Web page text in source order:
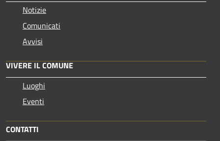
Notizie
Comunicati
Avvisi
VIVERE IL COMUNE
Luoghi
Eventi
CONTATTI